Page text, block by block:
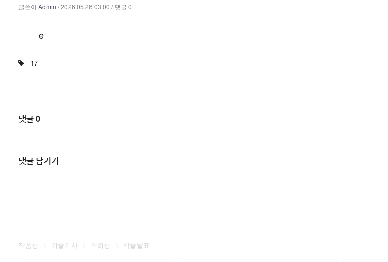
강의경력
구조감리
글쓴이 Admin / 2026.05.26 03:00 / 댓글 0
e
17
댓글 0
댓글 남기기
작품상 기술기사 학회상 학술발표